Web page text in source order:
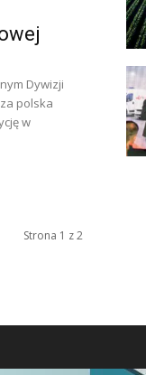
Dywizji
polska
w
Strona 1 z 2